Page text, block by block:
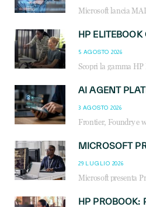
5 AGOSTO 2026
3 AGOSTO 2026
29 LUGLIO 2026